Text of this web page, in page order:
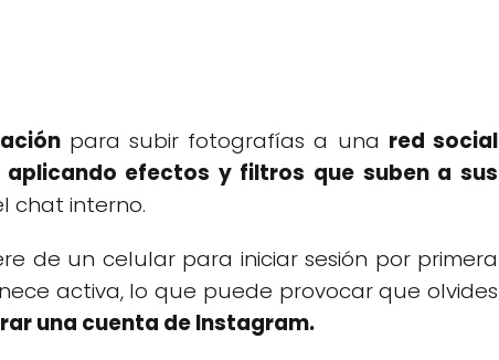
para subir fotografías a una red social
aplicando efectos y filtros que suben a sus
chat interno.
de un celular para iniciar sesión por primera
activa, lo que puede provocar que olvides
una cuenta de Instagram.